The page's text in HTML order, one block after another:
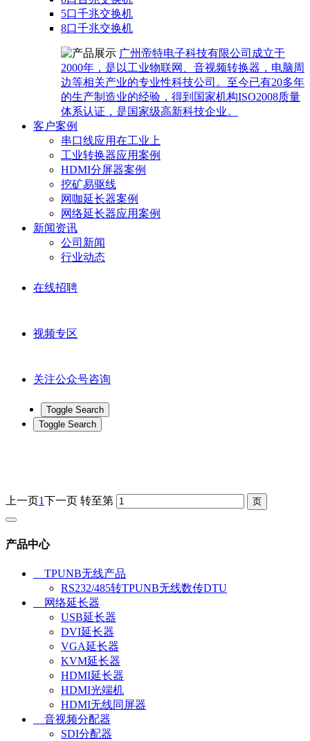
5口千兆交换机
8口千兆交换机
广州帝特电子科技有限公司成立于
2000年，是以工业物联网、音视频转换器，电脑周
边等相关产业的专业性科技公司。至今已有20多年
的生产制造业的经验，得到国家机构ISO2008质量
体系认证，是国家级高新科技企业。
客户案例
串口线应用在工业上
工业转换器应用案例
HDMI分屏器案例
挖矿易驱线
网咖延长器案例
网络延长器应用案例
新闻资讯
公司新闻
行业动态
在线招聘
视频专区
关注公众号咨询
Toggle Search
Toggle Search
上一页1下一页 转至第
产品中心
TPUNB无线产品
RS232/485转TPUNB无线数传DTU
网络延长器
USB延长器
DVI延长器
VGA延长器
KVM延长器
HDMI延长器
HDMI光端机
HDMI无线同屏器
音视频分配器
SDI分配器